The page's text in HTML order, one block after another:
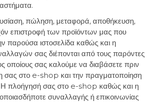
πώληση, μεταφορά, αποθήκευση,
επιστροφή των προϊόντων μας που
παρούσα ιστοσελίδα καθώς και η
σας διέπονται από τους παρόντες
οποίους σας καλούμε να διαβάσετε πριν
σας στο e-shop και την πραγματοποίηση
πλοήγησή σας στο e-shop καθώς και η
συναλλαγής ή επικοινωνίας